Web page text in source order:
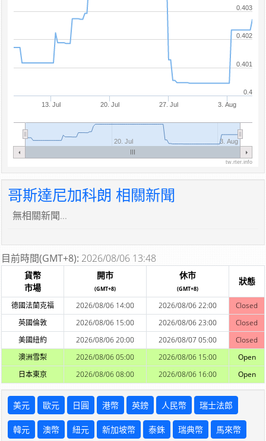
13. Jul 20. Jul 27. Jul 3. Aug
20. Jul 3. Aug
0.4
0.401
0.402
0.403
tw.rter.info
哥斯達尼加科朗 相關新聞
無相關新聞...
目前時間(GMT+8): 2026/08/06 13:48
貨幣
市場
開市
(GMT+8)
休市
(GMT+8)
狀態
德國法蘭克福 2026/08/06 14:00 2026/08/06 22:00
Closed
英國倫敦
2026/08/06 15:00 2026/08/06 23:00
Closed
美國紐約
2026/08/06 20:00 2026/08/07 05:00
Closed
澳洲雪梨
2026/08/06 05:00 2026/08/06 15:00
Open
日本東京
2026/08/06 08:00 2026/08/06 16:00 Open
美元 歐元 日圓 港幣 英鎊 人民幣 瑞士法郎
韓元 澳幣 紐元 新加坡幣 泰銖 瑞典幣 馬來幣